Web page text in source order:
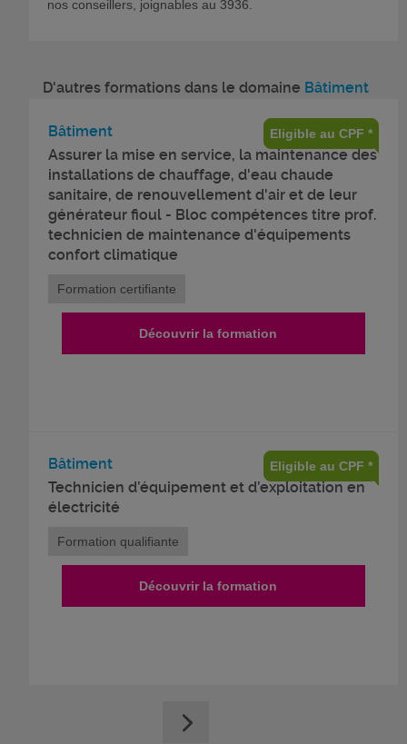
nos conseillers, joignables au 3936.
D'autres formations dans le domaine Bâtiment
Bâtiment
Assurer la mise en service, la maintenance des
installations de chauffage, d'eau chaude
sanitaire, de renouvellement d'air et de leur
générateur fioul - Bloc compétences titre prof.
technicien de maintenance d'équipements
confort climatique
Eligible au CPF *
Formation certifiante
Découvrir la formation
Bâtiment
Technicien d’équipement et d’exploitation en
électricité
Eligible au CPF *
Formation qualifiante
Découvrir la formation